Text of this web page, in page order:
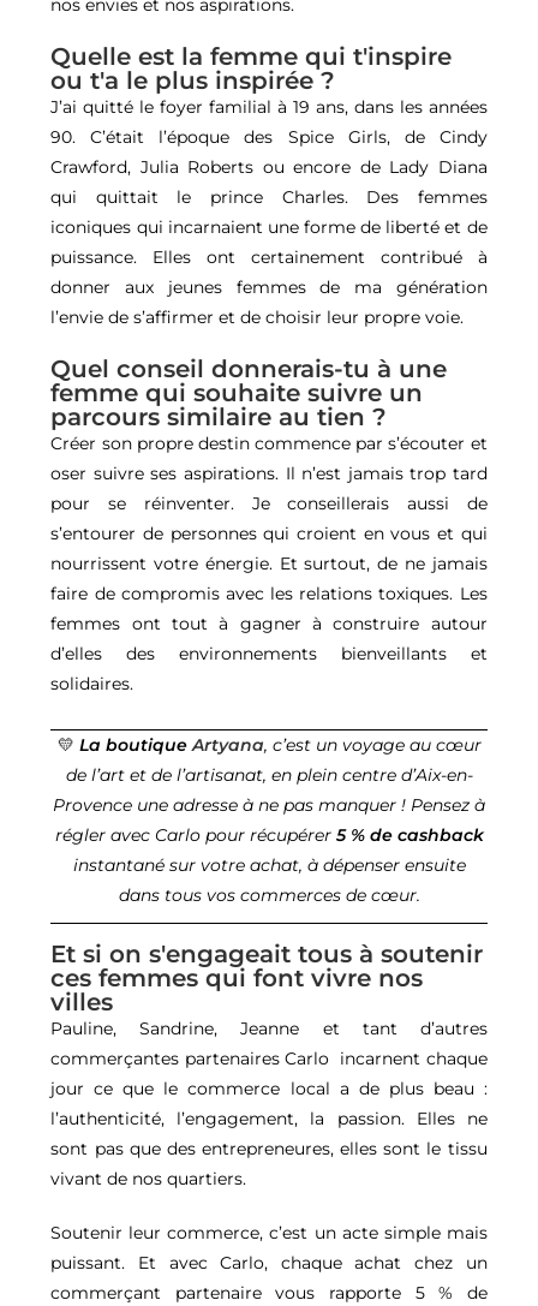
nos envies et nos aspirations.
Quelle est la femme qui t'inspire
ou t'a le plus inspirée ?
J’ai quitté le foyer familial à 19 ans, dans les années
90. C’était l’époque des Spice Girls, de Cindy
Crawford, Julia Roberts ou encore de Lady Diana
qui quittait le prince Charles. Des femmes
iconiques qui incarnaient une forme de liberté et de
puissance. Elles ont certainement contribué à
donner aux jeunes femmes de ma génération
l’envie de s’affirmer et de choisir leur propre voie.
Quel conseil donnerais-tu à une
femme qui souhaite suivre un
parcours similaire au tien ?
Créer son propre destin commence par s’écouter et
oser suivre ses aspirations. Il n’est jamais trop tard
pour se réinventer. Je conseillerais aussi de
s’entourer de personnes qui croient en vous et qui
nourrissent votre énergie. Et surtout, de ne jamais
faire de compromis avec les relations toxiques. Les
femmes ont tout à gagner à construire autour
d’elles des environnements bienveillants et
solidaires.
💛 La boutique Artyana, c’est un voyage au cœur
de l’art et de l’artisanat, en plein centre d’Aix-en-
Provence une adresse à ne pas manquer ! Pensez à
régler avec Carlo pour récupérer 5 % de cashback
instantané sur votre achat, à dépenser ensuite
dans tous vos commerces de cœur.
Et si on s'engageait tous à soutenir
ces femmes qui font vivre nos
villes
Pauline, Sandrine, Jeanne et tant d’autres
commerçantes partenaires Carlo incarnent chaque
jour ce que le commerce local a de plus beau :
l’authenticité, l’engagement, la passion. Elles ne
sont pas que des entrepreneures, elles sont le tissu
vivant de nos quartiers.
Soutenir leur commerce, c’est un acte simple mais
puissant. Et avec Carlo, chaque achat chez un
commerçant partenaire vous rapporte 5 % de